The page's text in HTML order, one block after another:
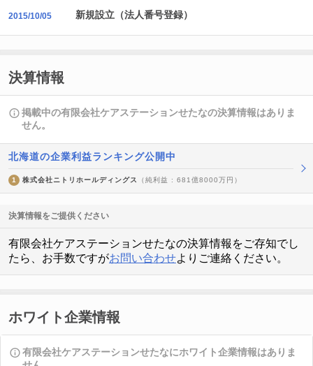
2015/10/05 新規設立（法人番号登録）
決算情報
掲載中の有限会社ケアステーションせたなの決算情報はありま
せん。
北海道の企業利益ランキング公開中
1 株式会社ニトリホールディングス （純利益 : 681億8000万円）
決算情報をご提供ください
有限会社ケアステーションせたなの決算情報をご存知でし
たら、お手数ですがお問い合わせよりご連絡ください。
ホワイト企業情報
有限会社ケアステーションせたなにホワイト企業情報はありま